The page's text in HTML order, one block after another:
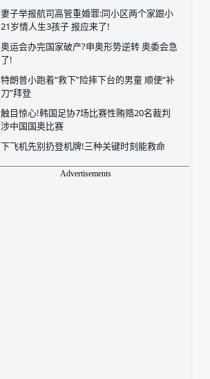
妻子举报航司高管重婚罪:同小区两个家跟小
21岁情人生3孩子 报应来了!
奥运会办完国家破产?申奥形势逆转 奥委会急
了!
特朗普小跑着“救下”险摔下台的男童 顺便“补
刀”拜登
触目惊心!韩国足协7场比赛性贿赂20名裁判
涉中国国奥比赛
下飞机先别扔登机牌!三种关键时刻能救命
Advertisements